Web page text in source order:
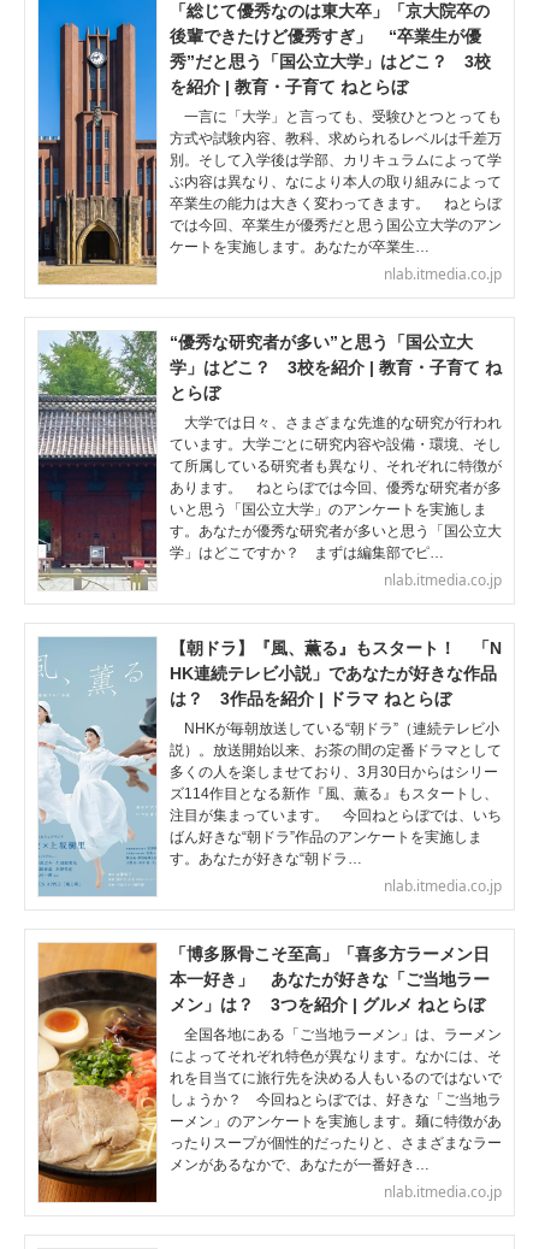
「総じて優秀なのは東大卒」「京大院卒の
後輩できたけど優秀すぎ」 “卒業生が優
秀”だと思う「国公立大学」はどこ？ 3校
を紹介 | 教育・子育て ねとらぼ
一言に「大学」と言っても、受験ひとつとっても
方式や試験内容、教科、求められるレベルは千差万
別。そして入学後は学部、カリキュラムによって学
ぶ内容は異なり、なにより本人の取り組みによって
卒業生の能力は大きく変わってきます。 ねとらぼ
では今回、卒業生が優秀だと思う国公立大学のアン
ケートを実施します。あなたが卒業生…
nlab.itmedia.co.jp
“優秀な研究者が多い”と思う「国公立大
学」はどこ？ 3校を紹介 | 教育・子育て ね
とらぼ
大学では日々、さまざまな先進的な研究が行われ
ています。大学ごとに研究内容や設備・環境、そし
て所属している研究者も異なり、それぞれに特徴が
あります。 ねとらぼでは今回、優秀な研究者が多
いと思う「国公立大学」のアンケートを実施しま
す。あなたが優秀な研究者が多いと思う「国公立大
学」はどこですか？ まずは編集部でピ…
nlab.itmedia.co.jp
【朝ドラ】『風、薫る』もスタート！ 「N
HK連続テレビ小説」であなたが好きな作品
は？ 3作品を紹介 | ドラマ ねとらぼ
NHKが毎朝放送している“朝ドラ”（連続テレビ小
説）。放送開始以来、お茶の間の定番ドラマとして
多くの人を楽しませており、3月30日からはシリー
ズ114作目となる新作『風、薫る』もスタートし、
注目が集まっています。 今回ねとらぼでは、いち
ばん好きな“朝ドラ”作品のアンケートを実施しま
す。あなたが好きな“朝ドラ…
nlab.itmedia.co.jp
「博多豚骨こそ至高」「喜多方ラーメン日
本一好き」 あなたが好きな「ご当地ラー
メン」は？ 3つを紹介 | グルメ ねとらぼ
全国各地にある「ご当地ラーメン」は、ラーメン
によってそれぞれ特色が異なります。なかには、そ
れを目当てに旅行先を決める人もいるのではないで
しょうか？ 今回ねとらぼでは、好きな「ご当地ラ
ーメン」のアンケートを実施します。麺に特徴があ
ったりスープが個性的だったりと、さまざまなラー
メンがあるなかで、あなたが一番好き…
nlab.itmedia.co.jp